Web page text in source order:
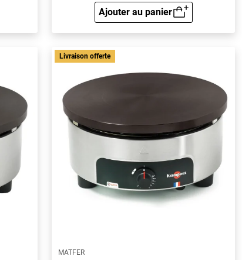
Ajouter au panier
Aperçu rapide
MATFER
Livraison offerte